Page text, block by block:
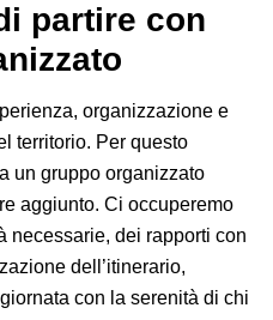
partire con
organizzazione e
territorio. Per questo
un gruppo organizzato
aggiunto. Ci occuperemo
necessarie, dei rapporti con
dell’itinerario,
con la serenità di chi